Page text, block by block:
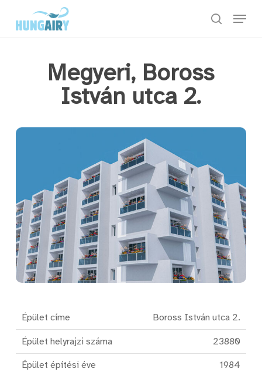
keresés
Menu
Megyeri, Boross
István utca 2.
Épület címe Boross István utca 2.
Épület helyrajzi száma 23880
Épület építési éve
1984